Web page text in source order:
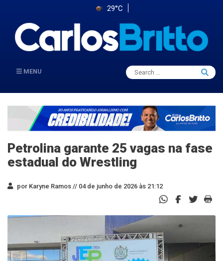
29°C
MENU
Search
for:
Search
Petrolina garante 25 vagas na fase
estadual do Wrestling
por Karyne Ramos // 04 de junho de 2026 às 21:12